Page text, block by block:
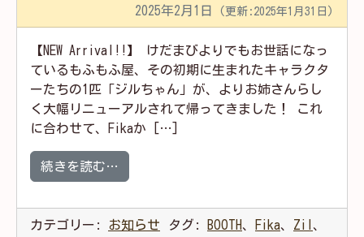
2025年2月1日 (更新:2025年1月31日)
【NEW Arrival!!】 けだまびよりでもお世話になっ
ているもふもふ屋、その初期に生まれたキャラクタ
ーたちの1匹「ジルちゃん」が、よりお姉さんらし
く大幅リニューアルされて帰ってきました！ これ
に合わせて、Fikaか […]
続きを読む…
カテゴリー: お知らせ タグ: BOOTH、 Fika、 Zil 、